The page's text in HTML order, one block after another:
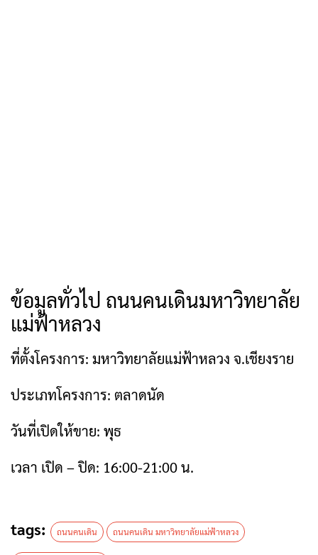
ข้อมูลทั่วไป ถนนคนเดินมหาวิทยาลัย
แม่ฟ้าหลวง
ที่ตั้งโครงการ: มหาวิทยาลัยแม่ฟ้าหลวง จ.เชียงราย
ประเภทโครงการ: ตลาดนัด
วันที่เปิดให้ขาย: พุธ
เวลา เปิด – ปิด: 16:00-21:00 น.
tags: ถนนคนเดิน ถนนคนเดิน มหาวิทยาลัยแม่ฟ้าหลวง